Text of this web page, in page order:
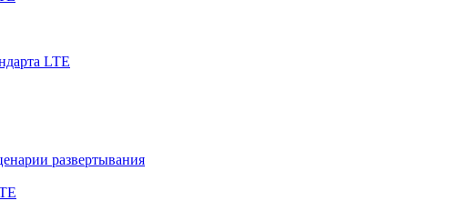
LTE
развертывания